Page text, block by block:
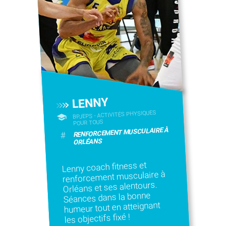
LENNY
BPJEPS - ACTIVITÉS PHYSIQUES
POUR TOUS
# RENFORCEMENT MUSCULAIRE À
ORLÉANS
Lenny coach fitness et
renforcement musculaire à
Orléans et ses alentours.
Séances dans la bonne
humeur tout en atteignant
les objectifs fixé !